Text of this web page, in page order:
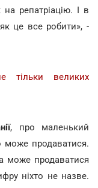
репатріацію. І в
як це все робити», -
тільки великих
, про маленький
може продаватися.
може продаватися
ніхто не назве.